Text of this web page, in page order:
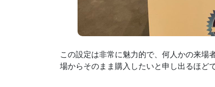
この設定は非常に魅力的で、何人かの来場
場からそのまま購入したいと申し出るほどで